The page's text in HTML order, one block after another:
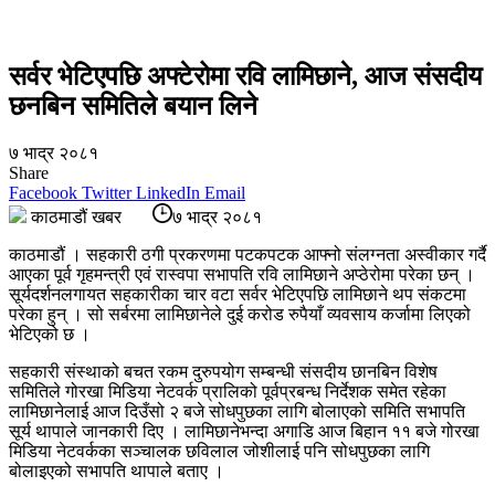
सर्वर भेटिएपछि अफ्टेरोमा रवि लामिछाने, आज संसदीय
छनबिन समितिले बयान लिने
७ भाद्र २०८१
Share
Facebook Twitter LinkedIn Email
काठमाडौं खबर
७ भाद्र २०८१
काठमाडौं । सहकारी ठगी प्रकरणमा पटकपटक आफ्नो संलग्नता अस्वीकार गर्दै
आएका पूर्व गृहमन्त्री एवं रास्वपा सभापति रवि लामिछाने अप्ठेरोमा परेका छन् ।
सूर्यदर्शनलगायत सहकारीका चार वटा सर्वर भेटिएपछि लामिछाने थप संकटमा
परेका हुन् । सो सर्बरमा लामिछानेले दुई करोड रुपैयाँ व्यवसाय कर्जामा लिएको
भेटिएको छ ।
सहकारी संस्थाको बचत रकम दुरुपयोग सम्बन्धी संसदीय छानबिन विशेष
समितिले गोरखा मिडिया नेटवर्क प्रालिको पूर्वप्रबन्ध निर्देशक समेत रहेका
लामिछानेलाई आज दिउँसो २ बजे सोधपुछका लागि बोलाएको समिति सभापति
सूर्य थापाले जानकारी दिए । लामिछानेभन्दा अगाडि आज बिहान ११ बजे गोरखा
मिडिया नेटवर्कका सञ्चालक छविलाल जोशीलाई पनि सोधपुछका लागि
बोलाइएको सभापति थापाले बताए ।